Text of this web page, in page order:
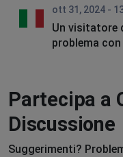
ott 31, 2024 -
Un visitatore
problema con
Partecipa a
Discussione
Suggerimenti?